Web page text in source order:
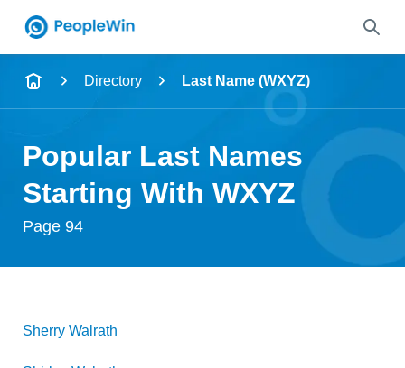
Name
City & State
Directory Last Name (WXYZ)
Popular Last Names
Starting With WXYZ
Page 94
Sherry Walrath